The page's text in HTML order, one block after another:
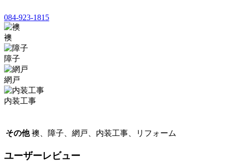
084-923-1815
襖
障子
網戸
内装工事
その他 襖、障子、網戸、内装工事、リフォーム
ユーザーレビュー